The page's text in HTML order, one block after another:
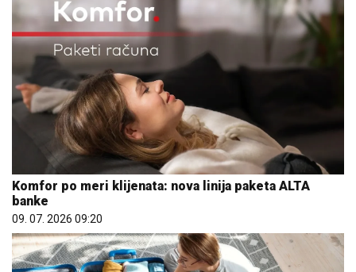
Komfor po meri klijenata: nova linija paketa ALTA
banke
09. 07. 2026 09:20